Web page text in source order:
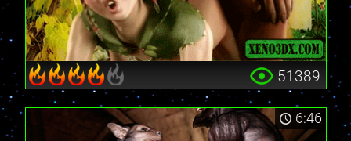
51389
6:46